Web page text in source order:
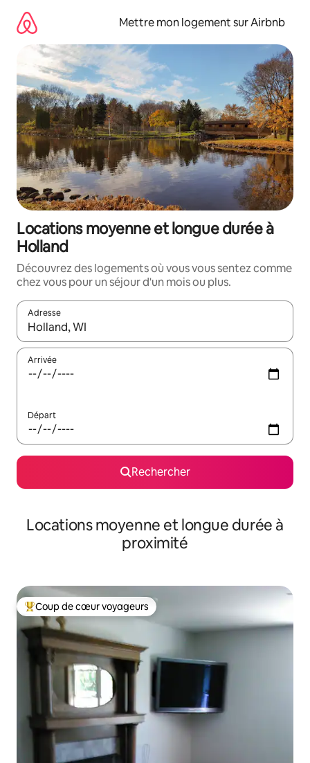
directement
contenu
Mettre mon logement sur Airbnb
Locations moyenne et longue durée à
Holland
Découvrez des logements où vous vous sentez comme
chez vous pour un séjour d'un mois ou plus.
Adresse
Lorsque les résultats s'affichent, utilisez les flèches vers le
Arrivée
Départ
Rechercher
Locations moyenne et longue durée à
proximité
Coups de cœur voyageurs les plus appréciés
Coup de cœur voyageurs